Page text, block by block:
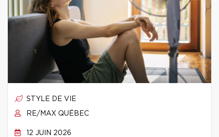
STYLE DE VIE
RE/MAX QUÉBEC
12 JUIN 2026